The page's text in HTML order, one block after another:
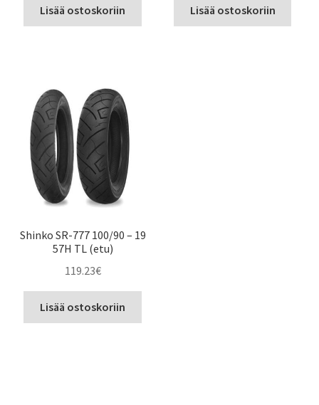
Lisää ostoskoriin Lisää ostoskoriin
Shinko SR-777 100/90 – 19
57H TL (etu)
119.23€
Lisää ostoskoriin